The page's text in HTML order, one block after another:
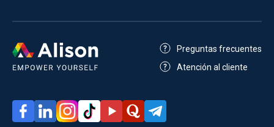
Preguntas frecuentes
Atención al cliente